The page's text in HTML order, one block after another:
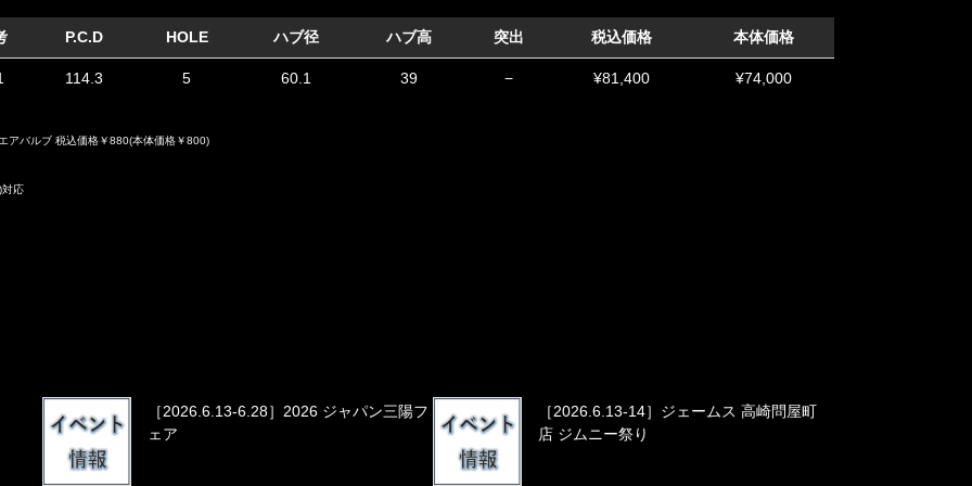
P.C.D HOLE ハブ径 ハブ高 突出 税込価格 本体価格
114.3 5 60.1 39 − ¥81,400 ¥74,000
アバルブ 税込価格￥880(本体価格￥800)
応
［2026.6.13-6.28］2026 ジャパン三陽フ
ェア
［2026.6.13-14］ジェームス 高崎問屋町
店 ジムニー祭り